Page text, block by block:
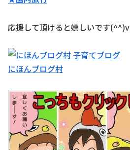
応援して頂けると嬉しいです(^^)v
にほんブログ村